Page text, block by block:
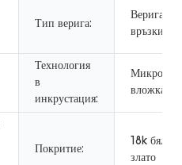
Тип верига:
Верига на
връзки
Технология
в
инкрустация:
Микро
вложка
Покритие:
18k бяло
злато